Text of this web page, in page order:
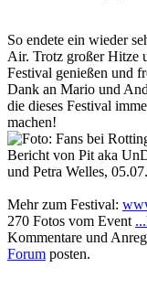
So endete ein wieder
Air. Trotz großer Hitze
Festival genießen und
Dank an Mario und
die dieses Festival
machen!
Bericht von Pit aka
und Petra Welles,
Mehr zum Festival:
270 Fotos vom Event
Kommentare und
Forum posten.